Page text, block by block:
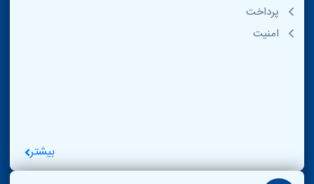
پرداخت
امنیت
بیشتر